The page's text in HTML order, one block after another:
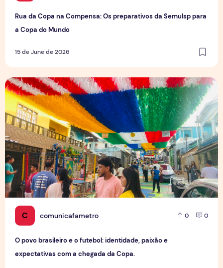
Rua da Copa na Compensa: Os preparativos da Semulsp para
a Copa do Mundo
15 de June de 2026
C comunicafametro 0 0
O povo brasileiro e o futebol: identidade, paixão e
expectativas com a chegada da Copa.
O povo brasileiro e o futebol: identidade, paixão e